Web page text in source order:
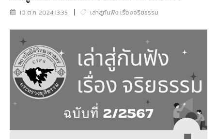
10 ต.ค. 2024 13:35 เล่าสู่กันฟัง เรื่องจริยธรรม